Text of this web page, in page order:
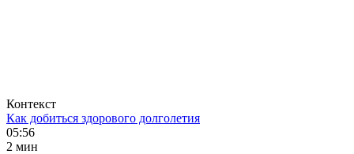
Контекст
Как добиться здорового долголетия
05:56
2 мин